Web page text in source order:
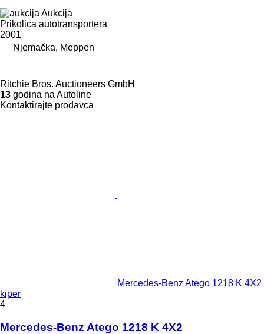
Aukcija
Prikolica autotransportera
2001
Njemačka, Meppen
Ritchie Bros. Auctioneers GmbH
13 godina na Autoline
Kontaktirajte prodavca
Mercedes-Benz Atego 1218 K 4X2
kiper
4
Mercedes-Benz Atego 1218 K 4X2